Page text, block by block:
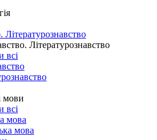
Літературознавство
всі
мови
всі
мова
мова